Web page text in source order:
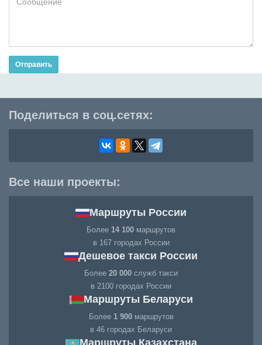
Отправить
Поделиться в соц.сетях:
Все наши проекты:
Маршруты России
Более 14 100 маршрутов
в 167 городах России
Дешевое такси России
Более 20 000 служб такси
в 2100 городах России
Маршруты Беларуси
Более 1 900маршрутов
в 46 городах Беларуси